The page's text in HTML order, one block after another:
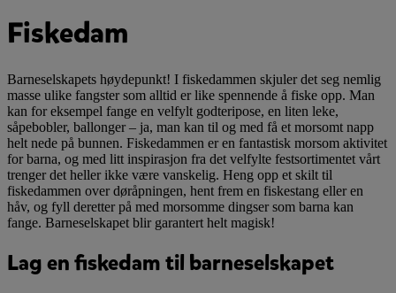
Fiskedam
Barneselskapets høydepunkt! I fiskedammen skjuler det seg nemlig
masse ulike fangster som alltid er like spennende å fiske opp. Man
kan for eksempel fange en velfylt godteripose, en liten leke,
såpebobler, ballonger – ja, man kan til og med få et morsomt napp
helt nede på bunnen. Fiskedammen er en fantastisk morsom aktivitet
for barna, og med litt inspirasjon fra det velfylte festsortimentet vårt
trenger det heller ikke være vanskelig. Heng opp et skilt til
fiskedammen over døråpningen, hent frem en fiskestang eller en
håv, og fyll deretter på med morsomme dingser som barna kan
fange. Barneselskapet blir garantert helt magisk!
Lag en fiskedam til barneselskapet